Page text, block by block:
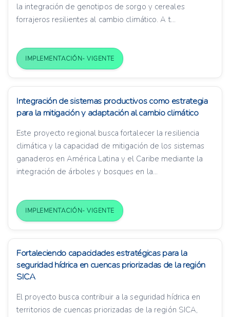
la integración de genotipos de sorgo y cereales
forrajeros resilientes al cambio climático. A t...
IMPLEMENTACIÓN- VIGENTE
Integración de sistemas productivos como estrategia
para la mitigación y adaptación al cambio climático
Este proyecto regional busca fortalecer la resiliencia
climática y la capacidad de mitigación de los sistemas
ganaderos en América Latina y el Caribe mediante la
integración de árboles y bosques en la...
IMPLEMENTACIÓN- VIGENTE
Fortaleciendo capacidades estratégicas para la
seguridad hídrica en cuencas priorizadas de la región
SICA
El proyecto busca contribuir a la seguridad hídrica en
territorios de cuencas priorizadas de la región SICA,